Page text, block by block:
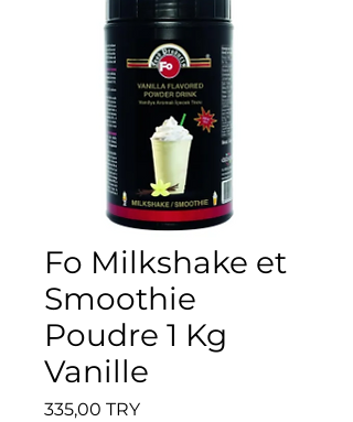
Fo Milkshake et
Smoothie
Poudre 1 Kg
Vanille
335,00 TRYPrix